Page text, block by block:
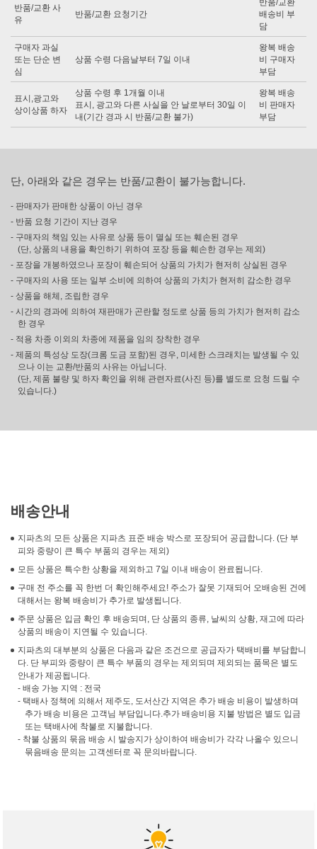
반품/교환 사
유
반품/교환 요청기간
반품/교환
배송비 부
담
구매자 과실
또는 단순 변
심
상품 수령 다음날부터 7일 이내
왕복 배송
비 구매자
부담
표시,광고와
상이상품 하자
상품 수령 후 1개월 이내
표시, 광고와 다른 사실을 안 날로부터 30일 이
내(기간 경과 시 반품/교환 불가)
왕복 배송
비 판매자
부담
단, 아래와 같은 경우는 반품/교환이 불가능합니다.
- 판매자가 판매한 상품이 아닌 경우
- 반품 요청 기간이 지난 경우
- 구매자의 책임 있는 사유로 상품 등이 멸실 또는 훼손된 경우
(단, 상품의 내용을 확인하기 위하여 포장 등을 훼손한 경우는 제외)
- 포장을 개봉하였으나 포장이 훼손되어 상품의 가치가 현저히 상실된 경우
- 구매자의 사용 또는 일부 소비에 의하여 상품의 가치가 현저히 감소한 경우
- 상품을 해체, 조립한 경우
- 시간의 경과에 의하여 재판매가 곤란할 정도로 상품 등의 가치가 현저히 감소
한 경우
- 적용 차종 이외의 차종에 제품을 임의 장착한 경우
- 제품의 특성상 도장(크롬 도금 포함)된 경우, 미세한 스크래치는 발생될 수 있
으나 이는 교환/반품의 사유는 아닙니다.
(단, 제품 불량 및 하자 확인을 위해 관련자료(사진 등)를 별도로 요청 드릴 수
있습니다.)
배송안내
지파츠의 모든 상품은 지파츠 표준 배송 박스로 포장되어 공급합니다. (단 부
피와 중량이 큰 특수 부품의 경우는 제외)
모든 상품은 특수한 상황을 제외하고 7일 이내 배송이 완료됩니다.
구매 전 주소를 꼭 한번 더 확인해주세요! 주소가 잘못 기재되어 오배송된 건에
대해서는 왕복 배송비가 추가로 발생됩니다.
주문 상품은 입금 확인 후 배송되며, 단 상품의 종류, 날씨의 상황, 재고에 따라
상품의 배송이 지연될 수 있습니다.
지파츠의 대부분의 상품은 다음과 같은 조건으로 공급자가 택배비를 부담합니
다. 단 부피와 중량이 큰 특수 부품의 경우는 제외되며 제외되는 품목은 별도
안내가 제공됩니다.
- 배송 가능 지역 : 전국
- 택배사 정책에 의해서 제주도, 도서산간 지역은 추가 배송 비용이 발생하며
추가 배송 비용은 고객님 부담입니다.추가 배송비용 지불 방법은 별도 입금
또는 택배사에 착불로 지불합니다.
- 착불 상품의 묶음 배송 시 발송지가 상이하여 배송비가 각각 나올수 있으니
묶음배송 문의는 고객센터로 꼭 문의바랍니다.